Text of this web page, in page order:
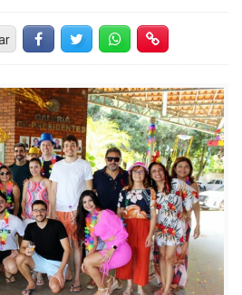
FacebookTwitter Whatsapp